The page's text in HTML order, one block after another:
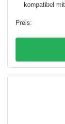
kompatibel